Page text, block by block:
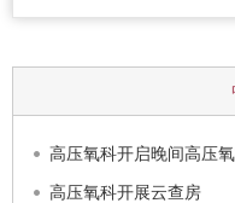
高压氧科开启晚间高压
高压氧科开展云查房